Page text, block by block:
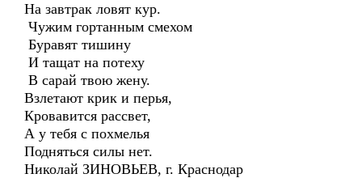
На завтрак ловят кур.
Чужим гортанным смехом
Буравят тишину
И тащат на потеху
В сарай твою жену.
Взлетают крик и перья,
Кровавится рассвет,
А у тебя с похмелья
Подняться силы нет.
Николай ЗИНОВЬЕВ, г. Краснодар